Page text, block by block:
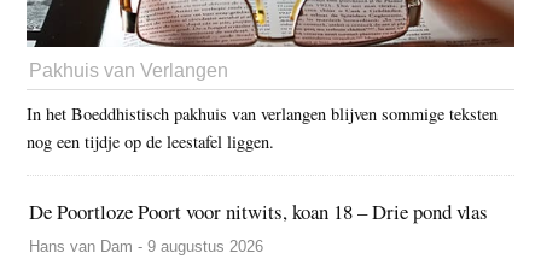
Pakhuis van Verlangen
In het Boeddhistisch pakhuis van verlangen blijven sommige teksten
nog een tijdje op de leestafel liggen.
De Poortloze Poort voor nitwits, koan 18 – Drie pond vlas
Hans van Dam - 9 augustus 2026